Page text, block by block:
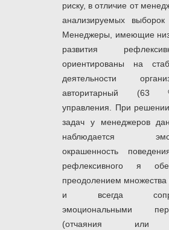
риску, в отличие от
анализируемых
Менеджеры, имеющие
развития
ориентированы на
деятельности
авторитарный (63
управления. При
задач у менеджеров
наблюдается
окрашенность
рефлексивного я
преодолением множества
и всегда
эмоциональными
(отчаяния или